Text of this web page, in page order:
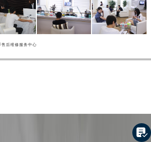
售后维修服务中心
